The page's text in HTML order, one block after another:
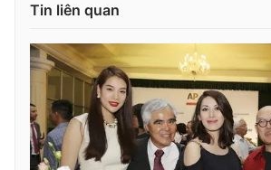
Cơ quan báo chí:
Giấy phép hoạt động báo in và báo điện
cấp ngày 29/12/2023
Tổng Biên tập:Vũ Thanh Thủy
Phó Tổng Biên tập: Nguyễn Thị Mỹ Hạnh,
Nguyễn Trọng Ninh
Tổng đài VTV: 024.38 355 931 - 024.38
Tin liên quan